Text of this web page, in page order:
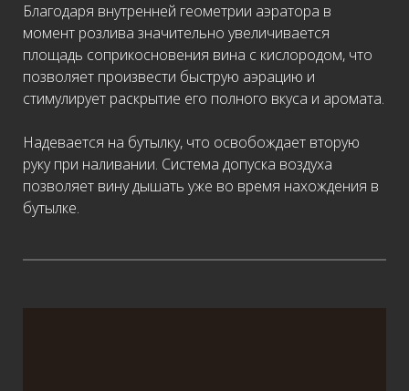
Благодаря внутренней геометрии аэратора в
момент розлива значительно увеличивается
площадь соприкосновения вина с кислородом, что
позволяет произвести быструю аэрацию и
стимулирует раскрытие его полного вкуса и аромата.
Надевается на бутылку, что освобождает вторую
руку при наливании. Система допуска воздуха
позволяет вину дышать уже во время нахождения в
бутылке.